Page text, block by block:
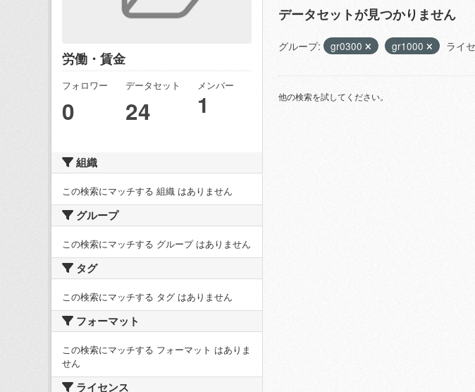
労働・賃金
フォロワー
0
データセット
24
メンバー
1
組織
この検索にマッチする 組織 はありません
グループ
この検索にマッチする グループ はありません
タグ
この検索にマッチする タグ はありません
フォーマット
この検索にマッチする フォーマット はありま
せん
ライセンス
データセットが見つかりません
グループ: gr0300 gr1000 ライ
他の検索を試してください。